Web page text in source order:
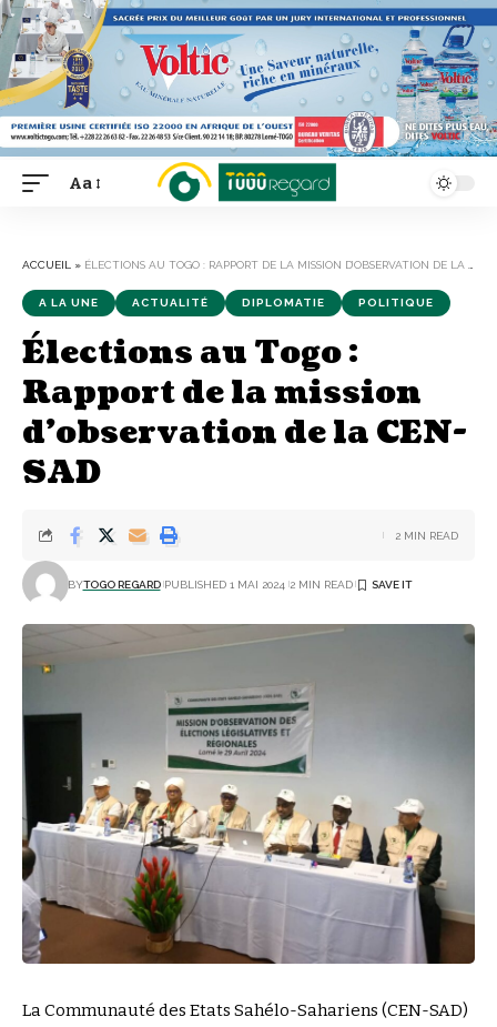
Font
Aa
ACCUEIL » ÉLECTIONS AU TOGO : RAPPORT DE LA MISSION D’OBSERVATION DE LA CEN-SAD
A LA UNE ACTUALITÉ DIPLOMATIE POLITIQUE
Élections au Togo :
Rapport de la mission
d’observation de la CEN-
SAD
BYTOGO REGARD PUBLISHED 1 MAI 2024 2 MIN READ
2 MIN READ
La Communauté des Etats Sahélo-Sahariens (CEN-SAD)